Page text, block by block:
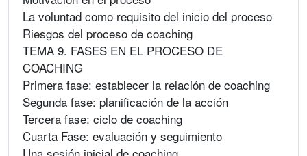
La voluntad como requisito del inicio del proceso
Riesgos del proceso de coaching
TEMA 9. FASES EN EL PROCESO DE
COACHING
Primera fase: establecer la relación de coaching
Segunda fase: planificación de la acción
Tercera fase: ciclo de coaching
Cuarta Fase: evaluación y seguimiento